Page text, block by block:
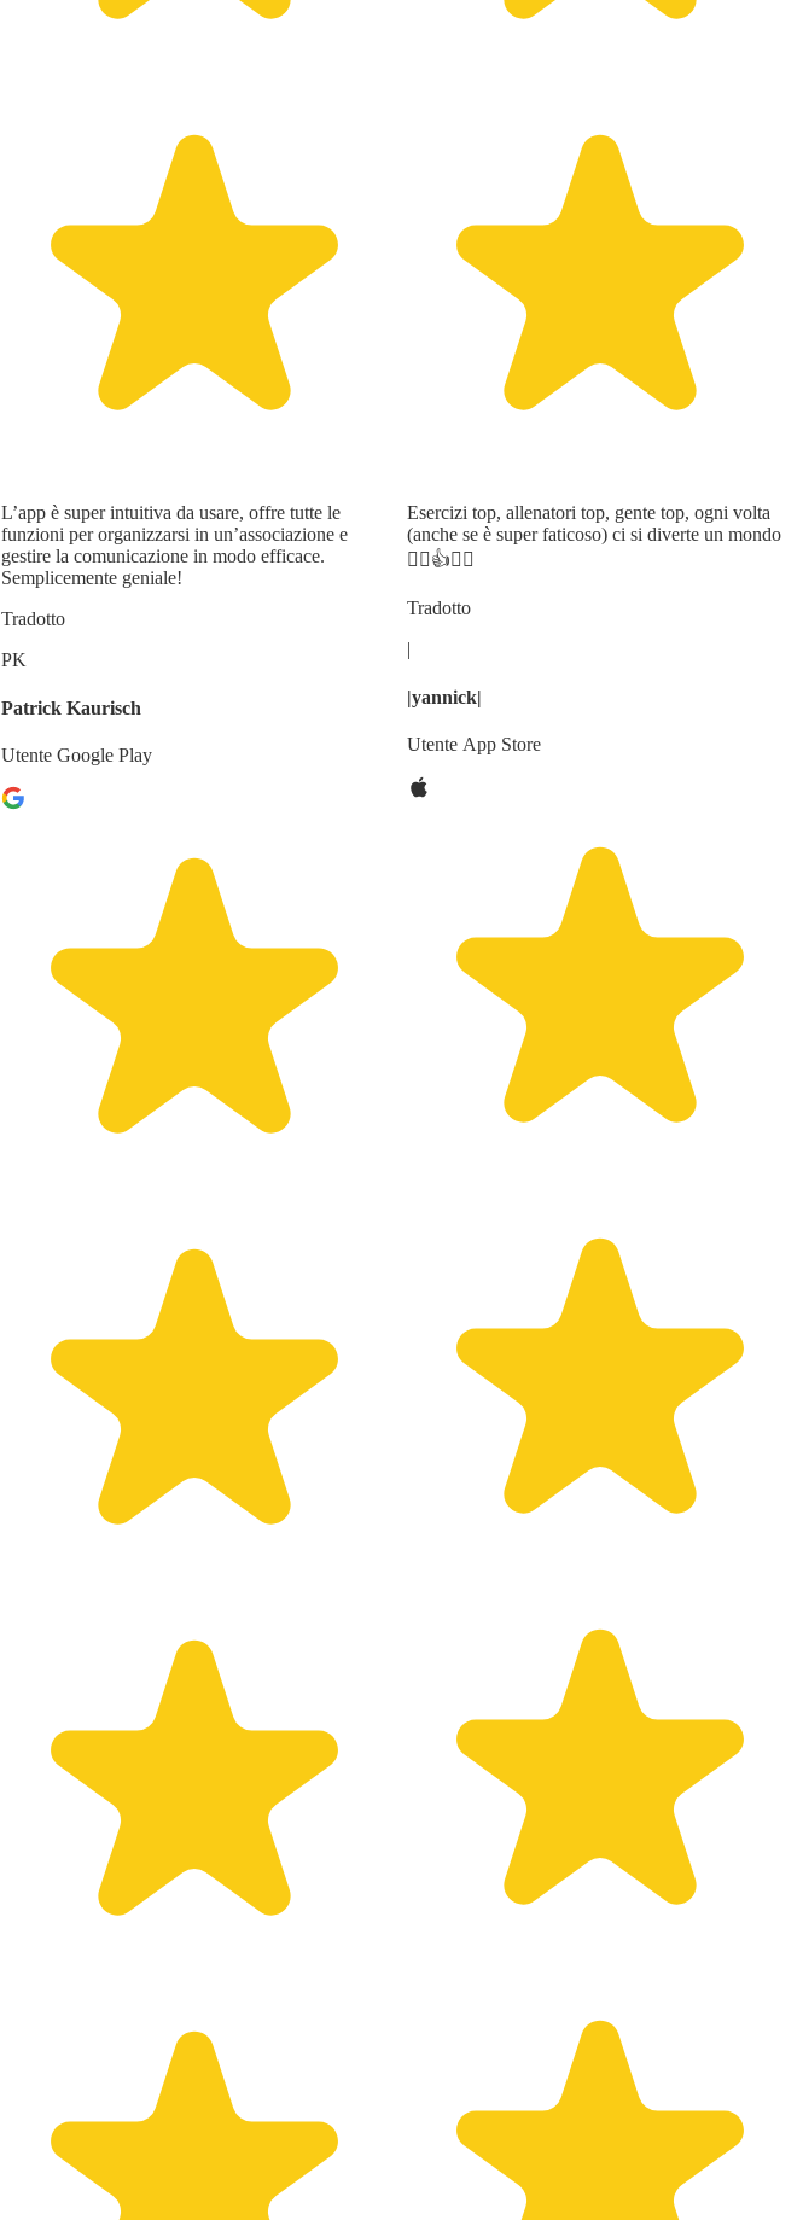
L’app è super intuitiva da usare, offre tutte le
funzioni per organizzarsi in un’associazione e
gestire la comunicazione in modo efficace.
Semplicemente geniale!
Tradotto
PK
Patrick Kaurisch
Utente Google Play
Esercizi top, allenatori top, gente top, ogni volta
(anche se è super faticoso) ci si diverte un mondo
🙋‍♂️👍🏋‍♂️
Tradotto
|
|yannick|
Utente App Store